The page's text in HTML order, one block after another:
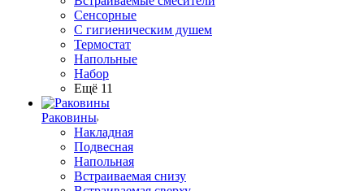
Сенсорные
С гигиеническим душем
Термостат
Напольные
Набор
Ещё 11
Раковины
Накладная
Подвесная
Напольная
Встраиваемая снизу